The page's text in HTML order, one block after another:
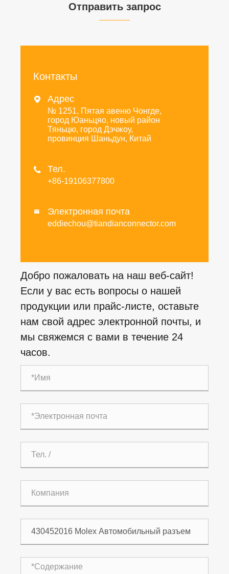
Отправить запрос
Контакты
 Адрес
№ 1251, Пятая авеню Чонгде,
город Юаньцяо, новый район
Тяньцю, город Дэчжоу,
провинция Шаньдун, Китай
 Тел.
+86-19106377800
 Электронная почта
eddiechou@tiandianconnector.com
Добро пожаловать на наш веб-сайт!
Если у вас есть вопросы о нашей
продукции или прайс-листе, оставьте
нам свой адрес электронной почты, и
мы свяжемся с вами в течение 24
часов.